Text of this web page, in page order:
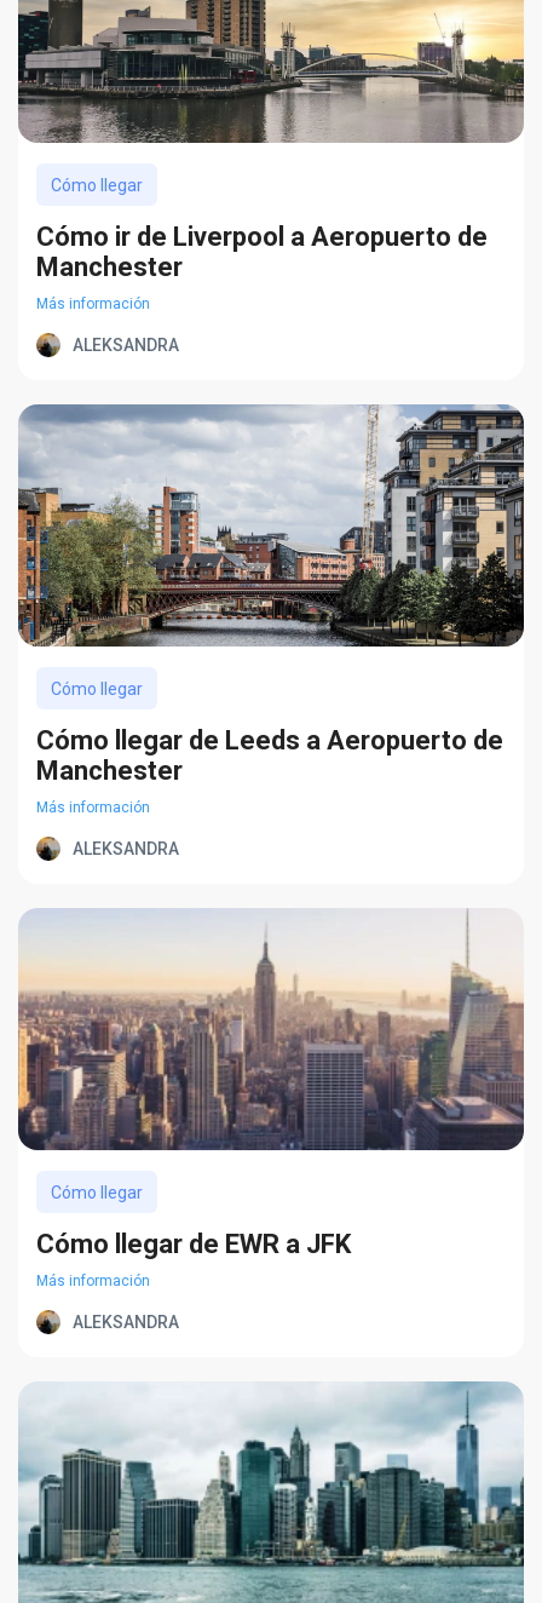
Cómo llegar
Cómo ir de Liverpool a Aeropuerto de
Manchester
Más información
ALEKSANDRA
Cómo llegar
Cómo llegar de Leeds a Aeropuerto de
Manchester
Más información
ALEKSANDRA
Cómo llegar
Cómo llegar de EWR a JFK
Más información
ALEKSANDRA